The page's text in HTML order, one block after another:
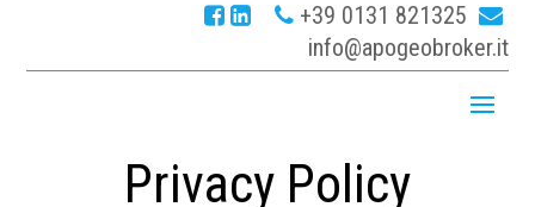
+39 0131 821325
info@apogeobroker.it
Privacy Policy